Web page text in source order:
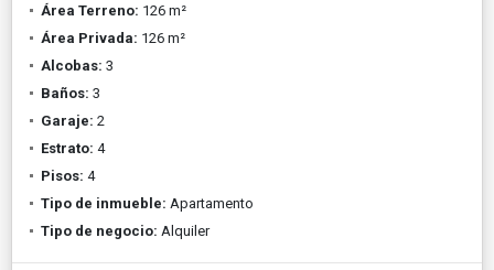
Área Terreno: 126 m²
Área Privada: 126 m²
Alcobas: 3
Baños: 3
Garaje: 2
Estrato: 4
Pisos: 4
Tipo de inmueble: Apartamento
Tipo de negocio: Alquiler